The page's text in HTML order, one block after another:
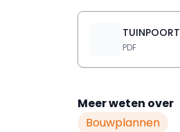
TUINPOORT
PDF
Meer weten over
Bouwplannen